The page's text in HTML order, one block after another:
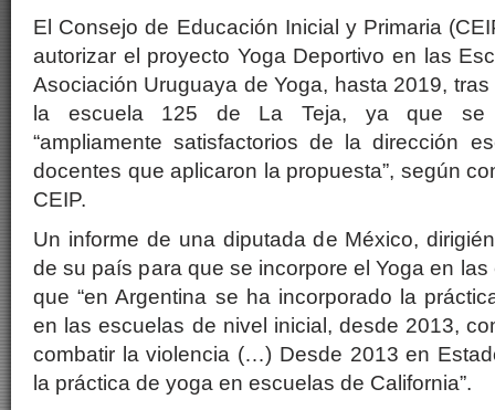
El Consejo de Educación Inicial y Primaria
autorizar el proyecto Yoga Deportivo en las
Asociación Uruguaya de Yoga, hasta 2019,
la escuela 125 de La Teja, ya que se
“ampliamente satisfactorios de la dirección
docentes que aplicaron la propuesta”, según
CEIP.
Un informe de una diputada de México,
de su país para que se incorpore el Yoga en
que “en Argentina se ha incorporado la
en las escuelas de nivel inicial, desde 2013,
combatir la violencia (…) Desde 2013 en
la práctica de yoga en escuelas de California”.